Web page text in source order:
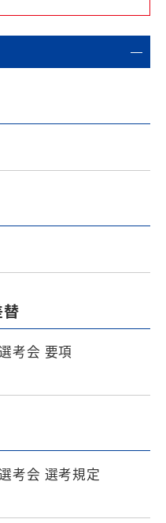
考会 要項
考会 選考規定